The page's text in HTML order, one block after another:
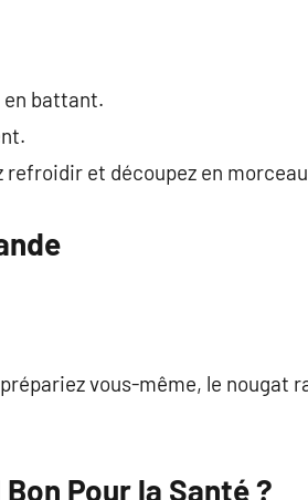
en battant.
refroidir et découpez en
vous-même, le nougat
Pour la Santé ?